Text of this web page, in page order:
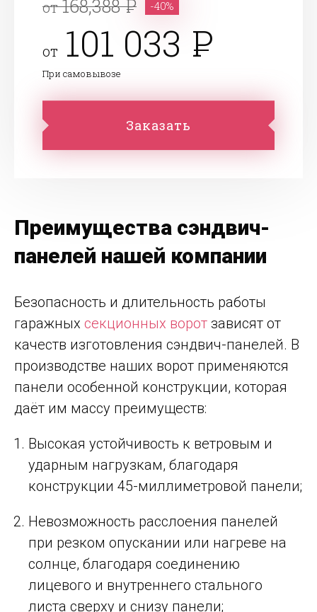
от168,388 -40%
от 101 033
При самовывозе
Заказать
Преимущества сэндвич-
панелей нашей компании
Безопасность и длительность работы
гаражных секционных ворот зависят от
качеств изготовления сэндвич-панелей. В
производстве наших ворот применяются
панели особенной конструкции, которая
даёт им массу преимуществ:
Высокая устойчивость к ветровым и
ударным нагрузкам, благодаря
конструкции 45-миллиметровой панели;
Невозможность расслоения панелей
при резком опускании или нагреве на
солнце, благодаря соединению
лицевого и внутреннего стального
листа сверху и снизу панели;